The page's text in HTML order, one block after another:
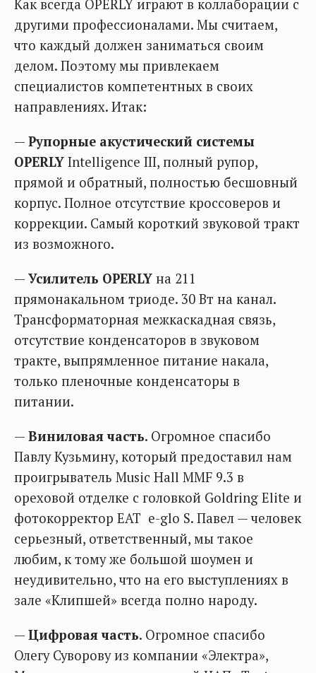
Как всегда OPERLY играют в коллаборации с
другими профессионалами. Мы считаем,
что каждый должен заниматься своим
делом. Поэтому мы привлекаем
специалистов компетентных в своих
направлениях. Итак:
— Рупорные акустический системы
OPERLY Intelligence III, полный рупор,
прямой и обратный, полностью бесшовный
корпус. Полное отсутствие кроссоверов и
коррекции. Самый короткий звуковой тракт
из возможного.
— Усилитель OPERLY на 211
прямонакальном триоде. 30 Вт на канал.
Трансформаторная межкаскадная связь,
отсутствие конденсаторов в звуковом
тракте, выпрямленное питание накала,
только пленочные конденсаторы в
питании.
— Виниловая часть. Огромное спасибо
Павлу Кузьмину, который предоставил нам
проигрыватель Music Hall MMF 9.3 в
ореховой отделке с головкой Goldring Elite и
фотокорректор EAT e-glo S. Павел — человек
серьезный, ответственный, мы такое
любим, к тому же большой шоумен и
неудивительно, что на его выступлениях в
зале «Клипшей» всегда полно народу.
— Цифровая часть. Огромное спасибо
Олегу Суворову из компании «Электра»,